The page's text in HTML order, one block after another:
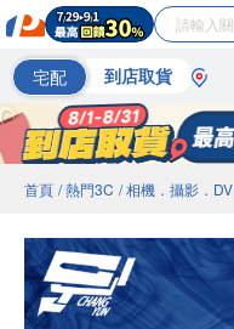
宅配 到店取貨
首頁 / 熱門3C / 相機．攝影．DV